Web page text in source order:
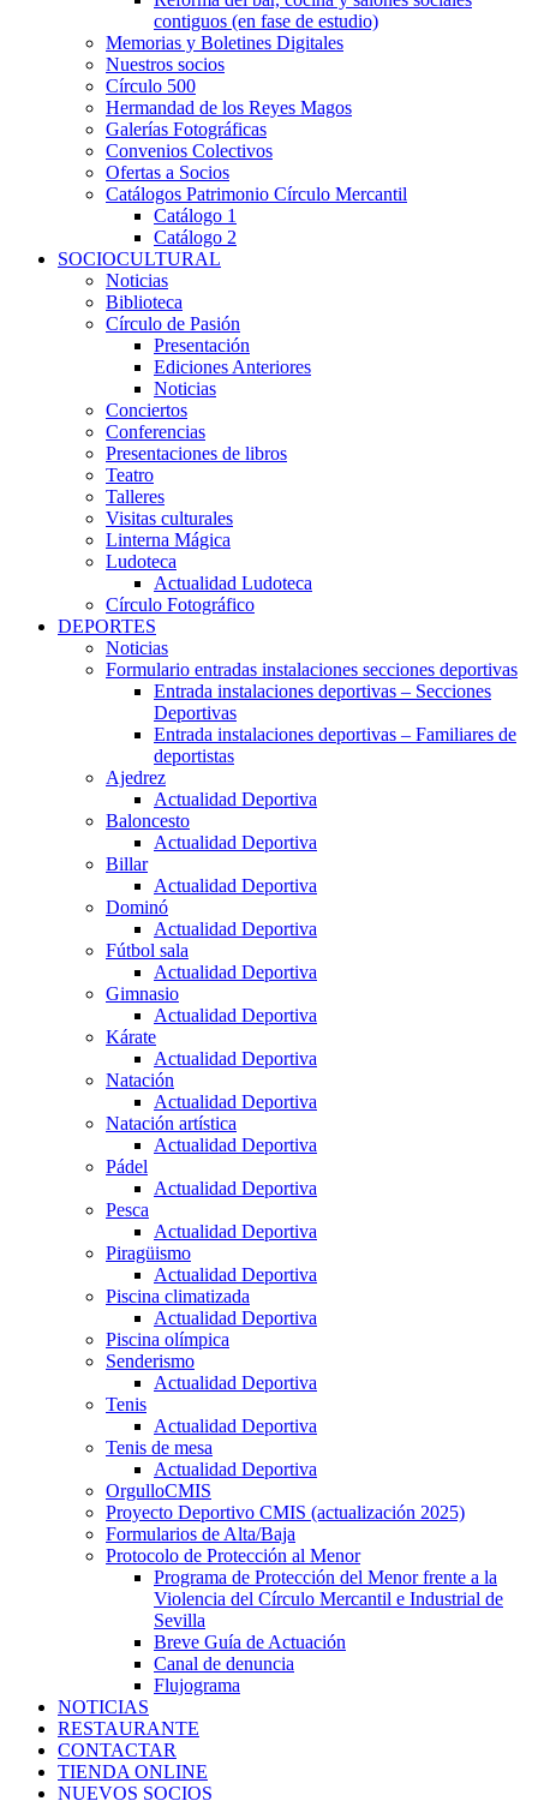
contiguos (en fase de estudio)
Memorias y Boletines Digitales
Nuestros socios
Círculo 500
Hermandad de los Reyes Magos
Galerías Fotográficas
Convenios Colectivos
Ofertas a Socios
Catálogos Patrimonio Círculo Mercantil
Catálogo 1
Catálogo 2
SOCIOCULTURAL
Noticias
Biblioteca
Círculo de Pasión
Presentación
Ediciones Anteriores
Noticias
Conciertos
Conferencias
Presentaciones de libros
Teatro
Talleres
Visitas culturales
Linterna Mágica
Ludoteca
Actualidad Ludoteca
Círculo Fotográfico
DEPORTES
Noticias
Formulario entradas instalaciones secciones deportivas
Entrada instalaciones deportivas – Secciones
Deportivas
Entrada instalaciones deportivas – Familiares de
deportistas
Ajedrez
Actualidad Deportiva
Baloncesto
Actualidad Deportiva
Billar
Actualidad Deportiva
Dominó
Actualidad Deportiva
Fútbol sala
Actualidad Deportiva
Gimnasio
Actualidad Deportiva
Kárate
Actualidad Deportiva
Natación
Actualidad Deportiva
Natación artística
Actualidad Deportiva
Pádel
Actualidad Deportiva
Pesca
Actualidad Deportiva
Piragüismo
Actualidad Deportiva
Piscina climatizada
Actualidad Deportiva
Piscina olímpica
Senderismo
Actualidad Deportiva
Tenis
Actualidad Deportiva
Tenis de mesa
Actualidad Deportiva
OrgulloCMIS
Proyecto Deportivo CMIS (actualización 2025)
Formularios de Alta/Baja
Protocolo de Protección al Menor
Programa de Protección del Menor frente a la
Violencia del Círculo Mercantil e Industrial de
Sevilla
Breve Guía de Actuación
Canal de denuncia
Flujograma
NOTICIAS
RESTAURANTE
CONTACTAR
TIENDA ONLINE
NUEVOS SOCIOS